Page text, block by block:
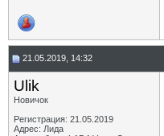
21.05.2019, 14:32
Ulik
Новичок
Регистрация: 21.05.2019
Адрес: Лида